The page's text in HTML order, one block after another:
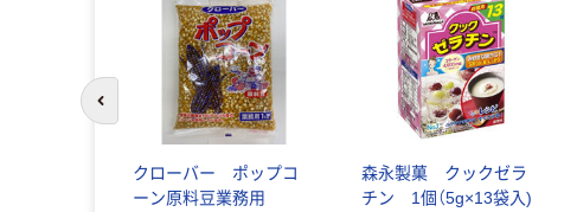
クローバー ポップコ
ーン原料豆業務用
森永製菓 クックゼラ
チン 1個（5g×13袋入)
前のスライドへ